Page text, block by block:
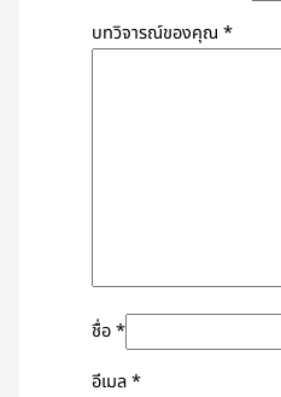
บทวิจารณ์ของคุณ*
ชื่อ*
อีเมล*